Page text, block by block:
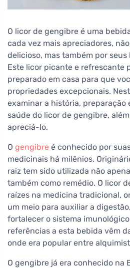
O licor de gengibre é uma
cada vez mais apreciadores,
delicioso, mas também por
Este licor picante e refrescante
preparado em casa para que
propriedades excepcionais.
examinar a história, preparação
saúde do licor de gengibre,
apreciá-lo.
O gengibre é conhecido por
medicinais há milênios.
raiz tem sido utilizada não
também como remédio. O licor
raízes na medicina tradicional,
um meio para auxiliar a
fortalecer o sistema
referências a esta bebida vêm
onde era popular entre
O gengibre já era conhecido na